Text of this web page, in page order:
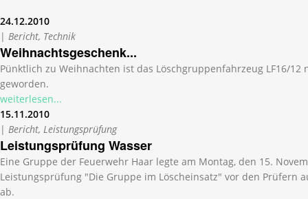
24.12.2010
| Bericht, Technik
Weihnachtsgeschenk...
Pünktlich zu Weihnachten ist das Löschgruppenfahrzeug LF16/
geworden.
weiterlesen...
15.11.2010
| Bericht, Leistungsprüfung
Leistungsprüfung Wasser
Eine Gruppe der Feuerwehr Haar legte am Montag, den 15.
Leistungsprüfung "Die Gruppe im Löscheinsatz" vor den Prüfern
ab.